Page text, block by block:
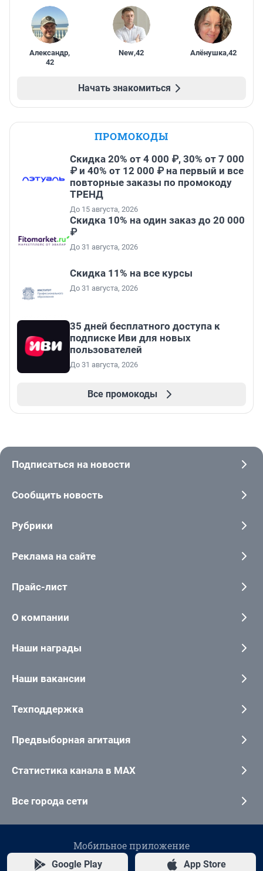
Александр,
42
New,42 Алёнушка,42
Начать знакомиться
ПРОМОКОДЫ
Скидка 20% от 4 000 ₽, 30% от 7 000
₽ и 40% от 12 000 ₽ на первый и все
повторные заказы по промокоду
ТРЕНД
До 15 августа, 2026
Скидка 10% на один заказ до 20 000
₽
До 31 августа, 2026
Скидка 11% на все курсы
До 31 августа, 2026
35 дней бесплатного доступа к
подписке Иви для новых
пользователей
До 31 августа, 2026
Все промокоды
Подписаться на новости
Сообщить новость
Рубрики
Реклама на сайте
Прайс-лист
О компании
Наши награды
Наши вакансии
Техподдержка
Предвыборная агитация
Статистика канала в MAX
Все города сети
Мобильное приложение
Google Play App Store